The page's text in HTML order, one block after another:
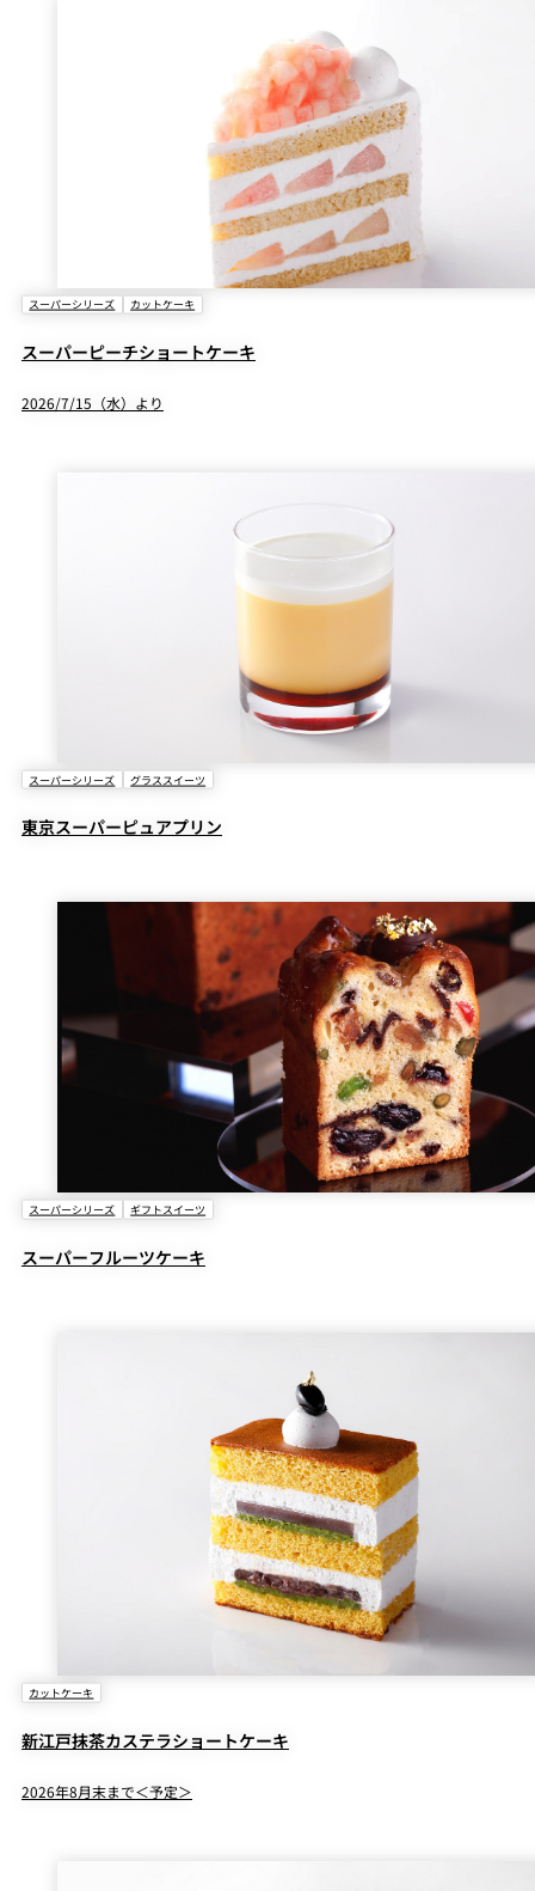
スーパーシリーズ カットケーキ
スーパーピーチショートケーキ
2026/7/15（水）より
スーパーシリーズ グラススイーツ
東京スーパーピュアプリン
スーパーシリーズ ギフトスイーツ
スーパーフルーツケーキ
カットケーキ
新江戸抹茶カステラショートケーキ
2026年8月末まで＜予定＞